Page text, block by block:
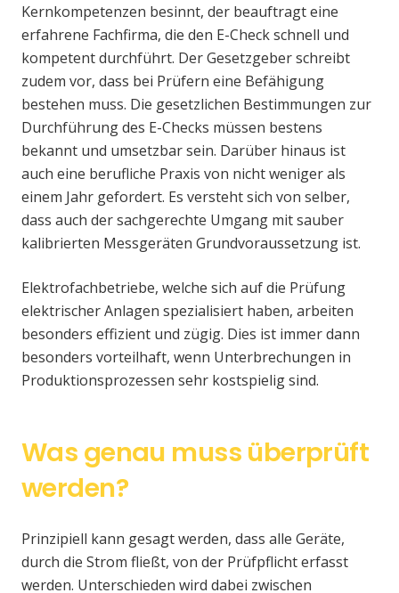
Kernkompetenzen besinnt, der beauftragt eine
erfahrene Fachfirma, die den E-Check schnell und
kompetent durchführt. Der Gesetzgeber schreibt
zudem vor, dass bei Prüfern eine Befähigung
bestehen muss. Die gesetzlichen Bestimmungen zur
Durchführung des E-Checks müssen bestens
bekannt und umsetzbar sein. Darüber hinaus ist
auch eine berufliche Praxis von nicht weniger als
einem Jahr gefordert. Es versteht sich von selber,
dass auch der sachgerechte Umgang mit sauber
kalibrierten Messgeräten Grundvoraussetzung ist.
Elektrofachbetriebe, welche sich auf die Prüfung
elektrischer Anlagen spezialisiert haben, arbeiten
besonders effizient und zügig. Dies ist immer dann
besonders vorteilhaft, wenn Unterbrechungen in
Produktionsprozessen sehr kostspielig sind.
Was genau muss überprüft
werden?
Prinzipiell kann gesagt werden, dass alle Geräte,
durch die Strom fließt, von der Prüfpflicht erfasst
werden. Unterschieden wird dabei zwischen